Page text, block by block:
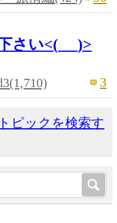
さい<(_ _)>
3
ピックを検索す